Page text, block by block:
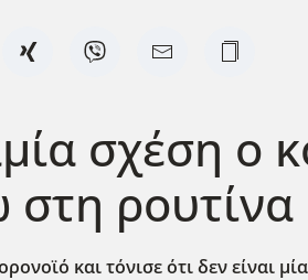
σχέση ο
ρουτίνα
και τόνισε ότι δεν είναι